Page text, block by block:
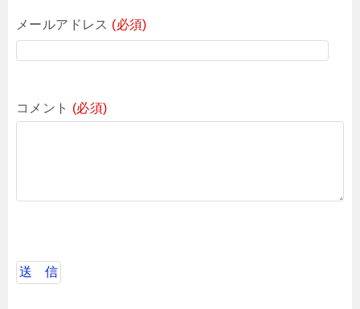
メールアドレス (必須)
コメント (必須)